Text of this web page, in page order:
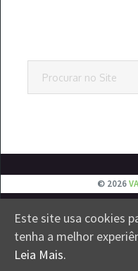
© 2026
EMPREGOS JOVEM
CONTATO
PRIVACIDADE
Este site usa cookies
tenha a melhor
Leia Mais.